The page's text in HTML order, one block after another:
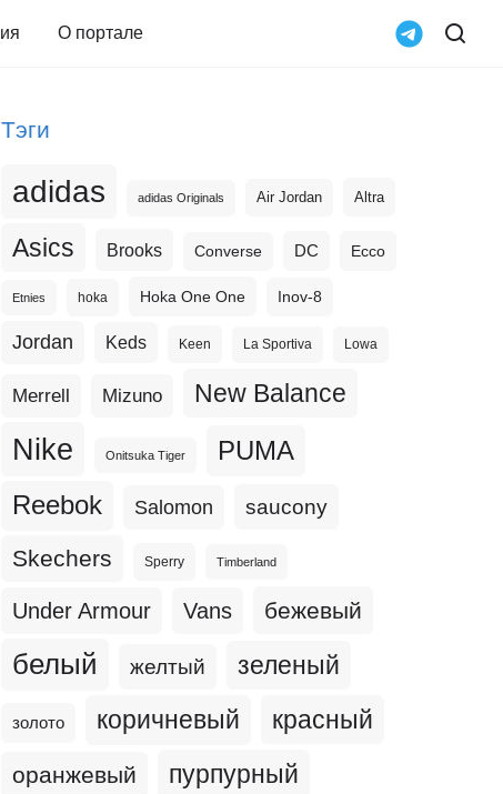
О портале
Тэги
adidas adidas Originals Air Jordan Altra
Asics Brooks Converse DC Ecco
Etnies hoka Hoka One One Inov-8
Jordan Keds Keen La Sportiva Lowa
Merrell Mizuno New Balance
Nike Onitsuka Tiger PUMA
Reebok Salomon saucony
Skechers Sperry Timberland
Under Armour Vans бежевый
белый желтый зеленый
золото коричневый красный
оранжевый пурпурный